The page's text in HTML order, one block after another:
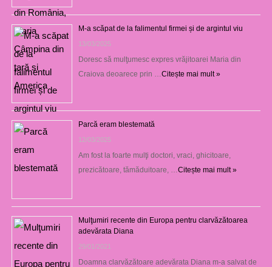
M-a scăpat de la falimentul firmei și de argintul viu
13/03/2025
Doresc să mulţumesc expres vrăjitoarei Maria din
Craiova deoarece prin … Citește mai mult »
Parcă eram blestemată
12/03/2025
Am fost la foarte mulţi doctori, vraci, ghicitoare,
prezicătoare, tămăduitoare, … Citește mai mult »
Mulţumiri recente din Europa pentru clarvăzătoarea
adevărata Diana
29/01/2021
Doamna clarvăzătoare adevărata Diana m-a salvat de